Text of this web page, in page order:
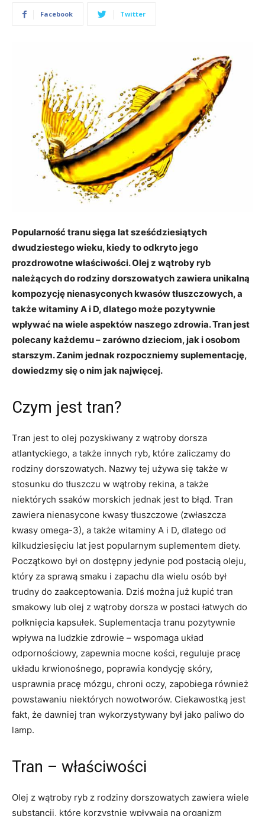
Facebook Twitter
Popularność tranu sięga lat sześćdziesiątych
dwudziestego wieku, kiedy to odkryto jego
prozdrowotne właściwości. Olej z wątroby ryb
należących do rodziny dorszowatych zawiera unikalną
kompozycję nienasyconych kwasów tłuszczowych, a
także witaminy A i D, dlatego może pozytywnie
wpływać na wiele aspektów naszego zdrowia. Tran jest
polecany każdemu – zarówno dzieciom, jak i osobom
starszym. Zanim jednak rozpoczniemy suplementację,
dowiedzmy się o nim jak najwięcej.
Czym jest tran?
Tran jest to olej pozyskiwany z wątroby dorsza
atlantyckiego, a także innych ryb, które zaliczamy do
rodziny dorszowatych. Nazwy tej używa się także w
stosunku do tłuszczu w wątroby rekina, a także
niektórych ssaków morskich jednak jest to błąd. Tran
zawiera nienasycone kwasy tłuszczowe (zwłaszcza
kwasy omega-3), a także witaminy A i D, dlatego od
kilkudziesięciu lat jest popularnym suplementem diety.
Początkowo był on dostępny jedynie pod postacią oleju,
który za sprawą smaku i zapachu dla wielu osób był
trudny do zaakceptowania. Dziś można już kupić tran
smakowy lub olej z wątroby dorsza w postaci łatwych do
połknięcia kapsułek. Suplementacja tranu pozytywnie
wpływa na ludzkie zdrowie – wspomaga układ
odpornościowy, zapewnia mocne kości, reguluje pracę
układu krwionośnego, poprawia kondycję skóry,
usprawnia pracę mózgu, chroni oczy, zapobiega również
powstawaniu niektórych nowotworów. Ciekawostką jest
fakt, że dawniej tran wykorzystywany był jako paliwo do
lamp.
Tran – właściwości
Olej z wątroby ryb z rodziny dorszowatych zawiera wiele
substancji, które korzystnie wpływają na organizm